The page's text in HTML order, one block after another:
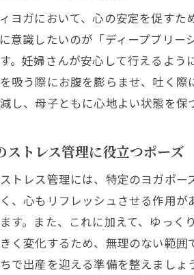
ヨガにおいて、心の安定を促す
意識したいのが「ディープブリ
。妊婦さんが安心して行えるよ
吸う際にお腹を膨らませ、吐く
し、母子ともに心地よい状態を保
ストレス管理に役立つポーズ
トレス管理には、特定のヨガポ
、心もリフレッシュさせる作用
す。また、これに加えて、ゆっ
く変化するため、無理のない範
で出産を迎える準備を整えましょ